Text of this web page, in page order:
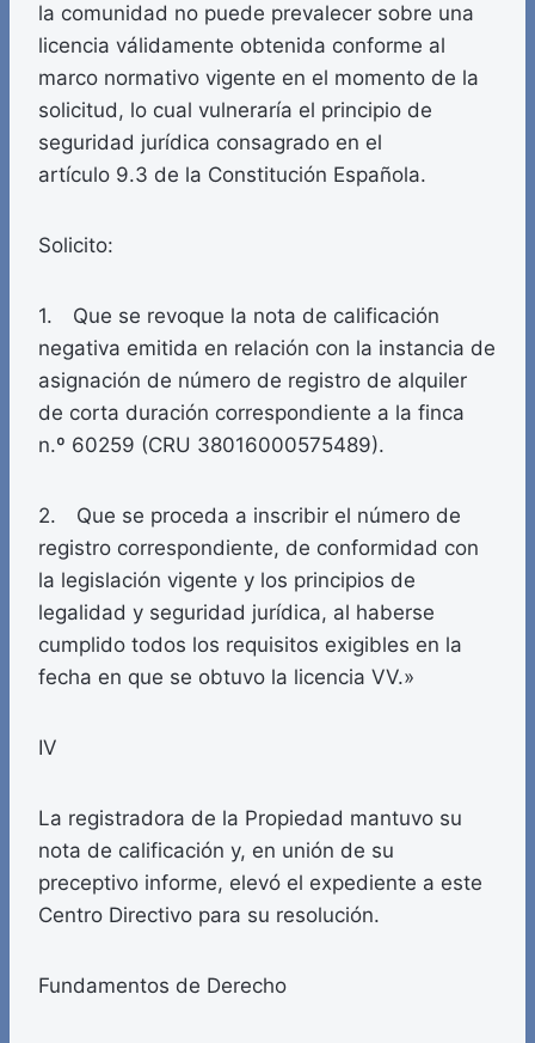
la comunidad no puede prevalecer sobre una
licencia válidamente obtenida conforme al
marco normativo vigente en el momento de la
solicitud, lo cual vulneraría el principio de
seguridad jurídica consagrado en el
artículo 9.3 de la Constitución Española.
Solicito:
1. Que se revoque la nota de calificación
negativa emitida en relación con la instancia de
asignación de número de registro de alquiler
de corta duración correspondiente a la finca
n.º 60259 (CRU 38016000575489).
2. Que se proceda a inscribir el número de
registro correspondiente, de conformidad con
la legislación vigente y los principios de
legalidad y seguridad jurídica, al haberse
cumplido todos los requisitos exigibles en la
fecha en que se obtuvo la licencia VV.»
IV
La registradora de la Propiedad mantuvo su
nota de calificación y, en unión de su
preceptivo informe, elevó el expediente a este
Centro Directivo para su resolución.
Fundamentos de Derecho